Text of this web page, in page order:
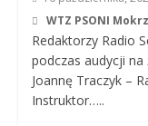
WTZ PSONI
Redaktorzy Radio
podczas audycji
Joannę Traczyk –
Instruktor…..